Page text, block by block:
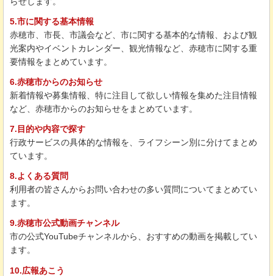
5.市に関する基本情報
赤穂市、市長、市議会など、市に関する基本的な情報、および観
光案内やイベントカレンダー、観光情報など、赤穂市に関する重
要情報をまとめています。
6.赤穂市からのお知らせ
新着情報や募集情報、特に注目して欲しい情報を集めた注目情報
など、赤穂市からのお知らせをまとめています。
7.目的や内容で探す
行政サービスの具体的な情報を、ライフシーン別に分けてまとめ
ています。
8.よくある質問
利用者の皆さんからお問い合わせの多い質問についてまとめてい
ます。
9.赤穂市公式動画チャンネル
市の公式YouTubeチャンネルから、おすすめの動画を掲載してい
ます。
10.広報あこう